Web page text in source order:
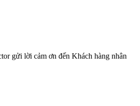
gửi lời cảm ơn đến Khách hàng nhân